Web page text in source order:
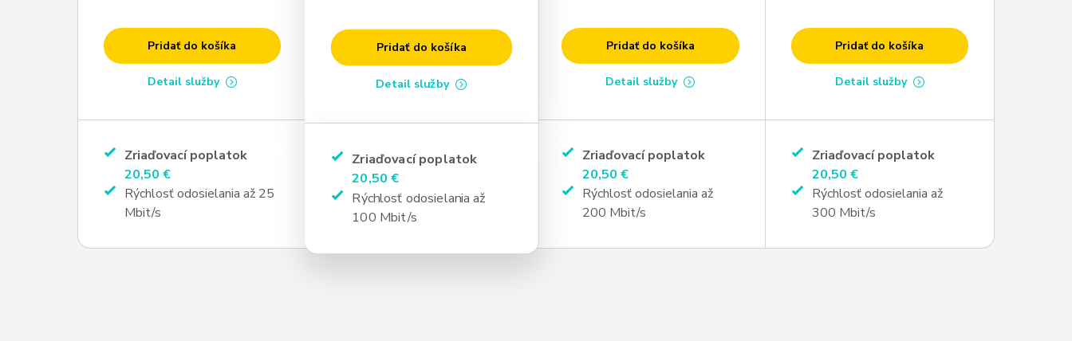
Pridať do košíka
Detail služby
Zriaďovací poplatok
20,50 €
Rýchlosť odosielania až 25
Mbit/s
Pridať do košíka
Detail služby
Zriaďovací poplatok
20,50 €
Rýchlosť odosielania až
100 Mbit/s
Pridať do košíka
Detail služby
Zriaďovací poplatok
20,50 €
Rýchlosť odosielania až
200 Mbit/s
Pridať do košíka
Detail služby
Zriaďovací poplatok
20,50 €
Rýchlosť odosielania až
300 Mbit/s